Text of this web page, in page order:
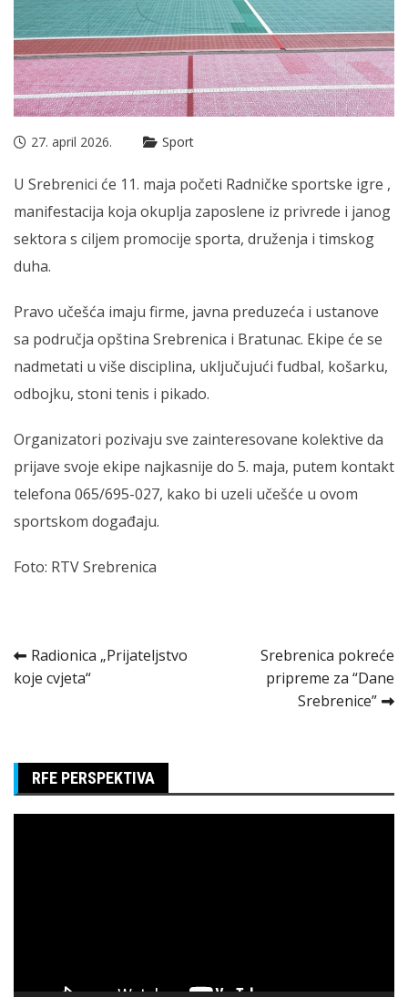
27. april 2026. Sport
U Srebrenici će 11. maja početi Radničke sportske igre ,
manifestacija koja okuplja zaposlene iz privrede i janog
sektora s ciljem promocije sporta, druženja i timskog
duha.
Pravo učešća imaju firme, javna preduzeća i ustanove
sa područja opština Srebrenica i Bratunac. Ekipe će se
nadmetati u više disciplina, uključujući fudbal, košarku,
odbojku, stoni tenis i pikado.
Organizatori pozivaju sve zainteresovane kolektive da
prijave svoje ekipe najkasnije do 5. maja, putem kontakt
telefona 065/695-027, kako bi uzeli učešće u ovom
sportskom događaju.
Foto: RTV Srebrenica
Kretanje
članka
Radionica „Prijateljstvo
koje cvjeta“
Srebrenica pokreće
pripreme za “Dane
Srebrenice”
RFE PERSPEKTIVA